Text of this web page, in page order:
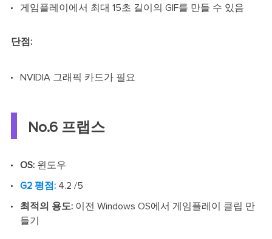
게임플레이에서 최대 15초 길이의 GIF를 만들 수 있음
단점:
NVIDIA 그래픽 카드가 필요
No.6 프랩스
OS:윈도우
G2 평점:4.2 /5
최적의 용도:이전 Windows OS에서 게임플레이 클립 만
들기